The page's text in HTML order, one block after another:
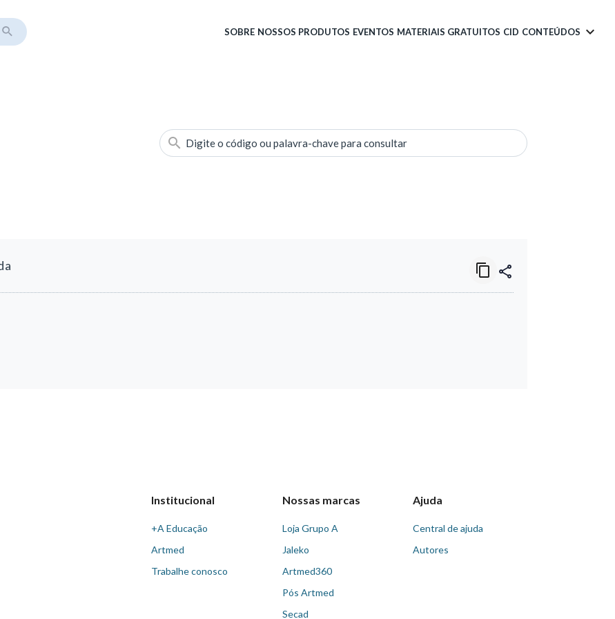
SOBRE NOSSOS PRODUTOS EVENTOS MATERIAIS GRATUITOS CID CONTEÚDOS
Digite o código ou palavra-chave para consultar
Institucional
+A Educação
Artmed
Trabalhe conosco
Nossas marcas
Loja Grupo A
Jaleko
Artmed360
Pós Artmed
Secad
Ajuda
Central de ajuda
Autores